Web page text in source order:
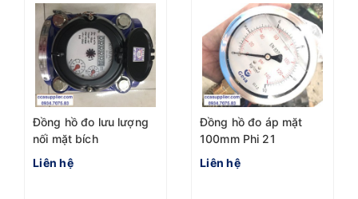
Đồng hồ đo lưu lượng
nối mặt bích
Liên hệ
Đồng hồ đo áp mặt
100mm Phi 21
Liên hệ